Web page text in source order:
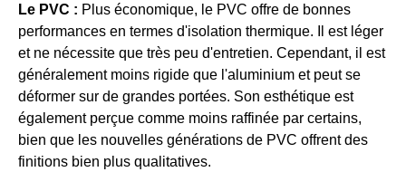
Le PVC : Plus économique, le PVC offre de bonnes
performances en termes d'isolation thermique. Il est léger
et ne nécessite que très peu d'entretien. Cependant, il est
généralement moins rigide que l'aluminium et peut se
déformer sur de grandes portées. Son esthétique est
également perçue comme moins raffinée par certains,
bien que les nouvelles générations de PVC offrent des
finitions bien plus qualitatives.